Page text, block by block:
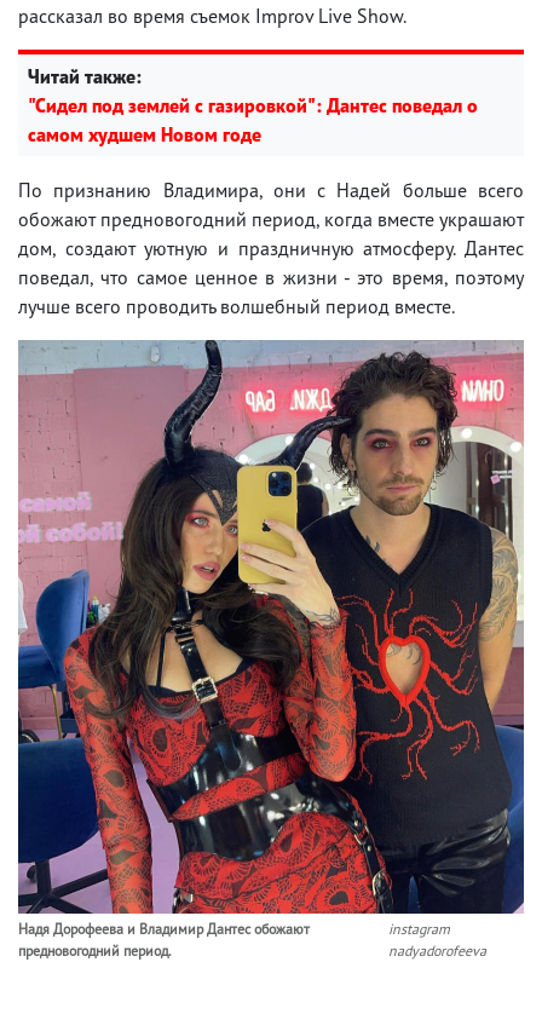
рассказал во время съемок Improv Live Show.
Читай также:
"Сидел под землей с газировкой": Дантес поведал о
самом худшем Новом годе
По признанию Владимира, они с Надей больше всего
обожают предновогодний период, когда вместе украшают
дом, создают уютную и праздничную атмосферу. Дантес
поведал, что самое ценное в жизни - это время, поэтому
лучше всего проводить волшебный период вместе.
Надя Дорофеева и Владимир Дантес обожают
предновогодний период.
instagram
nadyadorofeeva